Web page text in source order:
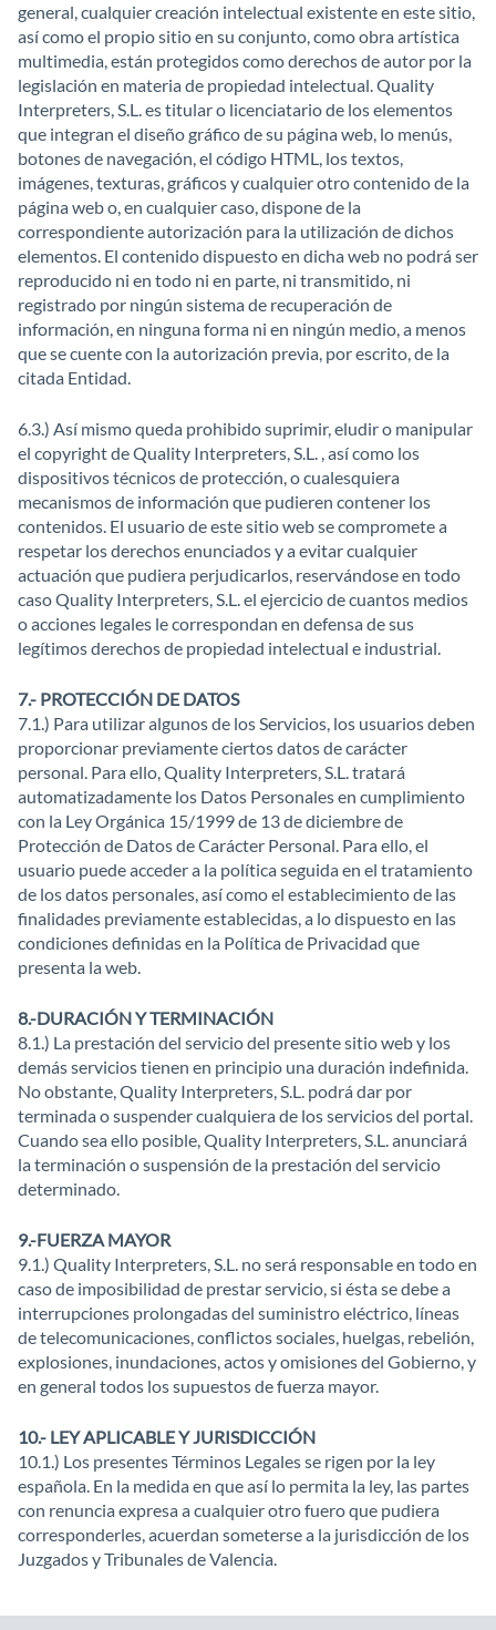
general, cualquier creación intelectual existente en este sitio,
así como el propio sitio en su conjunto, como obra artística
multimedia, están protegidos como derechos de autor por la
legislación en materia de propiedad intelectual. Quality
Interpreters, S.L. es titular o licenciatario de los elementos
que integran el diseño gráfico de su página web, lo menús,
botones de navegación, el código HTML, los textos,
imágenes, texturas, gráficos y cualquier otro contenido de la
página web o, en cualquier caso, dispone de la
correspondiente autorización para la utilización de dichos
elementos. El contenido dispuesto en dicha web no podrá ser
reproducido ni en todo ni en parte, ni transmitido, ni
registrado por ningún sistema de recuperación de
información, en ninguna forma ni en ningún medio, a menos
que se cuente con la autorización previa, por escrito, de la
citada Entidad.
6.3.) Así mismo queda prohibido suprimir, eludir o manipular
el copyright de Quality Interpreters, S.L. , así como los
dispositivos técnicos de protección, o cualesquiera
mecanismos de información que pudieren contener los
contenidos. El usuario de este sitio web se compromete a
respetar los derechos enunciados y a evitar cualquier
actuación que pudiera perjudicarlos, reservándose en todo
caso Quality Interpreters, S.L. el ejercicio de cuantos medios
o acciones legales le correspondan en defensa de sus
legítimos derechos de propiedad intelectual e industrial.
7.- PROTECCIÓN DE DATOS
7.1.) Para utilizar algunos de los Servicios, los usuarios deben
proporcionar previamente ciertos datos de carácter
personal. Para ello, Quality Interpreters, S.L. tratará
automatizadamente los Datos Personales en cumplimiento
con la Ley Orgánica 15/1999 de 13 de diciembre de
Protección de Datos de Carácter Personal. Para ello, el
usuario puede acceder a la política seguida en el tratamiento
de los datos personales, así como el establecimiento de las
finalidades previamente establecidas, a lo dispuesto en las
condiciones definidas en la Política de Privacidad que
presenta la web.
8.-DURACIÓN Y TERMINACIÓN
8.1.) La prestación del servicio del presente sitio web y los
demás servicios tienen en principio una duración indefinida.
No obstante, Quality Interpreters, S.L. podrá dar por
terminada o suspender cualquiera de los servicios del portal.
Cuando sea ello posible, Quality Interpreters, S.L. anunciará
la terminación o suspensión de la prestación del servicio
determinado.
9.-FUERZA MAYOR
9.1.) Quality Interpreters, S.L. no será responsable en todo en
caso de imposibilidad de prestar servicio, si ésta se debe a
interrupciones prolongadas del suministro eléctrico, líneas
de telecomunicaciones, conflictos sociales, huelgas, rebelión,
explosiones, inundaciones, actos y omisiones del Gobierno, y
en general todos los supuestos de fuerza mayor.
10.- LEY APLICABLE Y JURISDICCIÓN
10.1.) Los presentes Términos Legales se rigen por la ley
española. En la medida en que así lo permita la ley, las partes
con renuncia expresa a cualquier otro fuero que pudiera
corresponderles, acuerdan someterse a la jurisdicción de los
Juzgados y Tribunales de Valencia.